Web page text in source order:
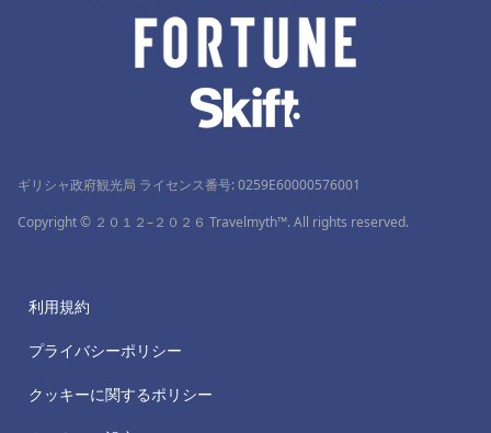
ギリシャ政府観光局 ライセンス番号: 0259Ε60000576001
Copyright © ２０１２–２０２６ Travelmyth™. All rights reserved.
利用規約
プライバシーポリシー
クッキーに関するポリシー